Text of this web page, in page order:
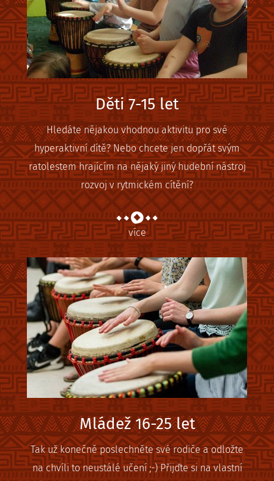
Děti 7-15 let
Hledáte nějakou vhodnou aktivitu pro své
hyperaktivní dítě? Nebo chcete jen dopřát svým
ratolestem hrajícím na nějaký jiný hudební nástroj
rozvoj v rytmickém cítění?
více
Mládež 16-25 let
Tak už konečně poslechněte své rodiče a odložte
na chvíli to neustálé učení ;-) Přijďte si na vlastní